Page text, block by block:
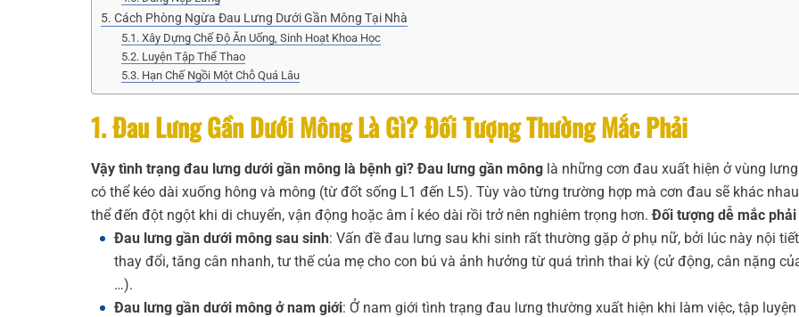
5. Cách Phòng Ngừa Đau Lưng Dưới Gần Mông Tại Nhà
5.1. Xây Dựng Chế Độ Ăn Uống, Sinh Hoạt Khoa Học
5.2. Luyện Tập Thể Thao
5.3. Hạn Chế Ngồi Một Chỗ Quá Lâu
1. Đau Lưng Gần Dưới Mông Là Gì? Đối Tượng Thường Mắc Phải
Vậy tình trạng đau lưng dưới gần mông là bệnh gì? Đau lưng gần mông là những cơn đau xuất hiện ở vùng
có thể kéo dài xuống hông và mông (từ đốt sống L1 đến L5). Tùy vào từng trường hợp mà cơn đau sẽ khác
thể đến đột ngột khi di chuyển, vận động hoặc âm ỉ kéo dài rồi trở nên nghiêm trọng hơn. Đối tượng dễ mắc
Đau lưng gần dưới mông sau sinh: Vấn đề đau lưng sau khi sinh rất thường gặp ở phụ nữ, bởi lúc này nội
thay đổi, tăng cân nhanh, tư thế của mẹ cho con bú và ảnh hưởng từ quá trình thai kỳ (cử động, cân nặng
…).
Đau lưng gần dưới mông ở nam giới: Ở nam giới tình trạng đau lưng thường xuất hiện khi làm việc, tập